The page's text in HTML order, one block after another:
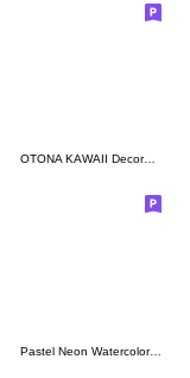
OTONA KAWAII Decoration Emoji
Pastel Neon Watercolor Smile Emoji